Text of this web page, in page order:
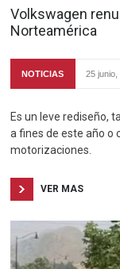
Volkswagen
Norteamérica
NOTICIAS 25 junio,
Es un leve rediseño,
a fines de este año o
motorizaciones.
VER MAS